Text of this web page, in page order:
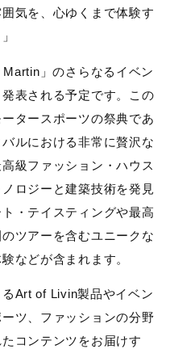
気を、心ゆくまで体験す
」のさらなるイベン
表される予定です。この
タースポーツの祭典であ
ルにおける非常に贅沢な
級ファッション・ハウス
ロジーと建築技術を発見
・テイスティングや最高
ツアーを含むユニークな
などが含まれます。
Art of Livin製品やイベン
ツ、ファッションの分野
コンテンツをお届けす